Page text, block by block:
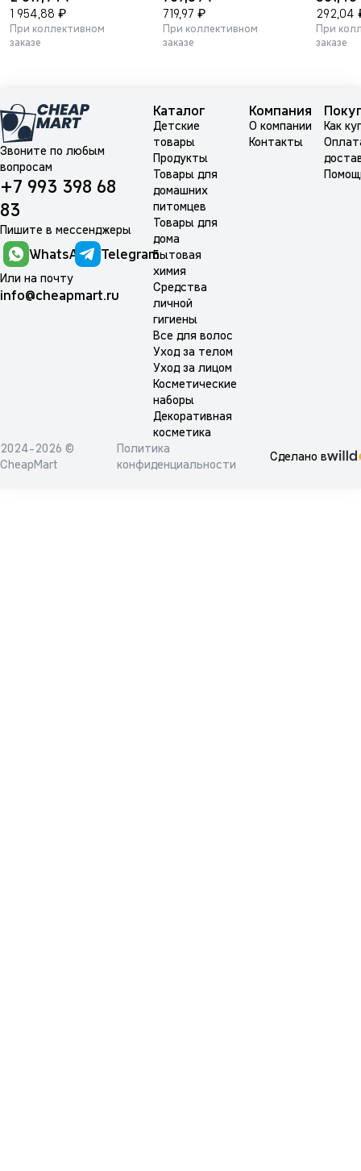
1 954,88 ₽
При коллективном
заказе
Bio Power" (с био-
ферментами) 810 г,
мягкая упаковка.
719,97 ₽
При коллективном
заказе
шт
292,04
При
заказе
Звоните по любым
вопросам
+7 993 398 68
83
Пишите в мессенджеры
WhatsApp Telegram
Или на почту
info@cheapmart.ru
Каталог
Детские
товары
Продукты
Товары для
домашних
питомцев
Товары для
дома
Бытовая
химия
Средства
личной
гигиены
Все для волос
Уход за телом
Уход за лицом
Косметические
наборы
Декоративная
косметика
Компания
О компании
Контакты
Как
2024-2026 ©
CheapMart
Политика
конфиденциальности
Сделано в